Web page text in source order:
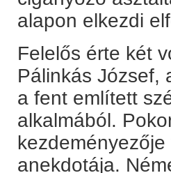
alapon elkezdi
Felelős érte két
Pálinkás József,
a fent említett
alkalmából.
anekdotája.